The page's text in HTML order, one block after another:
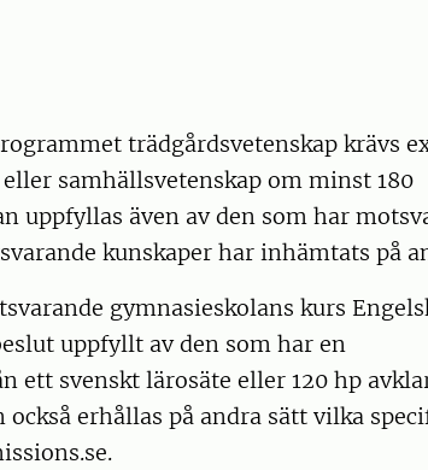
trädgårdsvetenskap krävs
samhällsvetenskap om minst 180
uppfyllas även av den som har
kunskaper har inhämtats på
gymnasieskolans kurs
uppfyllt av den som har en
ett svenskt lärosäte eller 120 hp
också erhållas på andra sätt vilka